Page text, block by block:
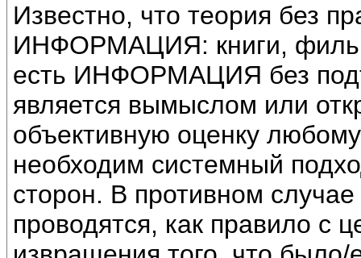
Известно, что теория без
ИНФОРМАЦИЯ: книги,
есть ИНФОРМАЦИЯ без
является вымыслом или
объективную оценку
необходим системный
сторон. В противном
проводятся, как правило с